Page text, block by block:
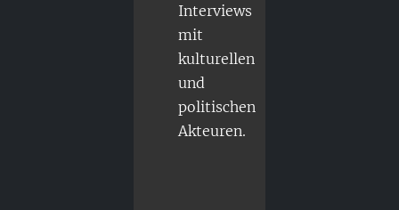
Interviews
mit
kulturellen
und
politischen
Akteuren.